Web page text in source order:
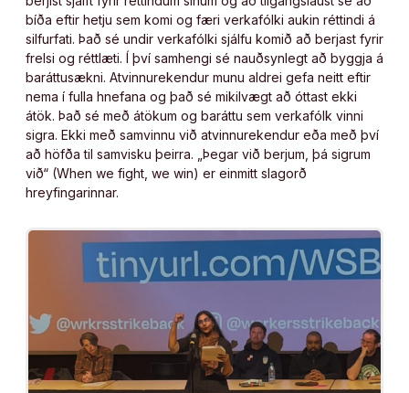
bíða eftir hetju sem komi og færi verkafólki aukin réttindi á
silfurfati. Það sé undir verkafólki sjálfu komið að berjast fyrir
frelsi og réttlæti. Í því samhengi sé nauðsynlegt að byggja á
baráttusækni. Atvinnurekendur munu aldrei gefa neitt eftir
nema í fulla hnefana og það sé mikilvægt að óttast ekki
átök. Það sé með átökum og baráttu sem verkafólk vinni
sigra. Ekki með samvinnu við atvinnurekendur eða með því
að höfða til samvisku þeirra. „Þegar við berjum, þá sigrum
við“ (When we fight, we win) er einmitt slagorð
hreyfingarinnar.